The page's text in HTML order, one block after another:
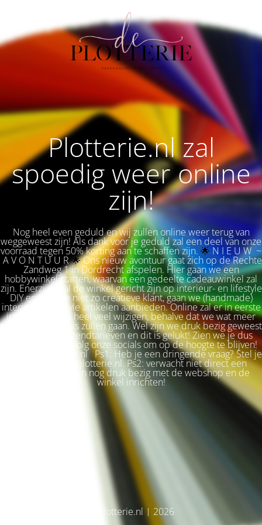
Plotterie.nl zal
spoedig weer online
zijn!
Nog heel even geduld en wij zullen online weer terug van
weggeweest zijn! Als dank voor je geduld zal een deel van onze
voorraad tegen 50% korting aan te schaffen zijn. 🌟 N I E U W ~
A V O N T U U R🌟Ons nieuw avontuur gaat zich op de Rechte
Zandweg 1 in Dordrecht afspelen. Hier gaan we een
hobbywinkel starten, waarvan een gedeelte cadeauwinkel zal
zijn. Enerzijds zal de winkel gericht zijn op interieur- en lifestyle
DIY en voor de niet zo creatieve klant, gaan we (handmade)
interieur & lifestyle artikelen aanbieden. Online zal er in eerste
instantie niet zo heel veel wijzigen, behalve dat we wat meer
terug naar de basis zullen gaan. Wel zijn we druk bezig geweest
met betere verzendtarieven en dit is gelukt! Zien we je dus
snel weer terug? Volg onze socials om op de hoogte te blijven!
Liefs, Ilse. Plotterie.nl Ps1: Heb je een dringende vraag? Stel je
vraag via info@plotterie.nl. Ps2: verwacht niet direct een
antwoord. We zijn nog druk bezig met de webshop en de
winkel inrichten!
© Plotterie.nl | 2026